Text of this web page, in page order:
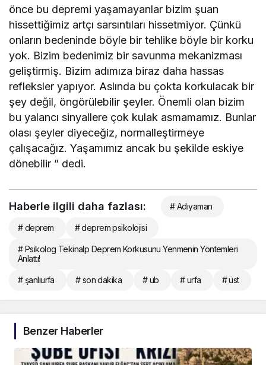
önce bu depremi yaşamayanlar bizim şuan
hissettiğimiz artçı sarsıntıları hissetmiyor. Çünkü
onların bedeninde böyle bir tehlike böyle bir korku
yok. Bizim bedenimiz bir savunma mekanizması
geliştirmiş. Bizim adımıza biraz daha hassas
refleksler yapıyor. Aslında bu çokta korkulacak bir
şey değil, öngörülebilir şeyler. Önemli olan bizim
bu yalancı sinyallere çok kulak asmamamız. Bunlar
olası şeyler diyeceğiz, normalleştirmeye
çalışacağız. Yaşamımız ancak bu şekilde eskiye
dönebilir ” dedi.
Haberle ilgili daha fazlası: # Adıyaman
# deprem # deprem psikolojisi
# Psikolog Tekinalp Deprem Korkusunu Yenmenin Yöntemleri
Anlattı!
# şanlıurfa # son dakika # ub # urfa # üst
Benzer Haberler